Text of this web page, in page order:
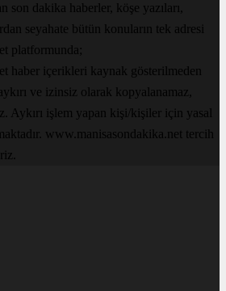
son dakika haberler, köşe yazıları,
seyahate bütün konuların tek adresi
platformunda;
haber içerikleri kaynak gösterilmeden
ve izinsiz olarak kopyalanamaz,
Aykırı işlem yapan kişi/kişiler için yasal
www.manisasondakika.net tercih